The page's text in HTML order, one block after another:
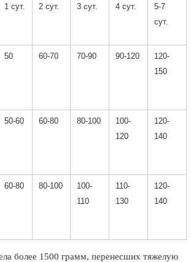
1 сут. 2 сут. 3 сут. 4 сут.
5-7
сут.
50 60-70 70-90 90-120
120-
150
50-60 60-80 80-100
100-
120
120-
140
60-80 80-100
100-
110
110-
130
120-
140
более 1500 грамм, перенесших тяжелую